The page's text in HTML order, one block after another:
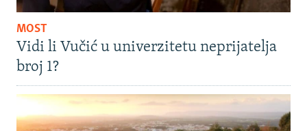
MOST
Vidi li Vučić u univerzitetu neprijatelja
broj 1?